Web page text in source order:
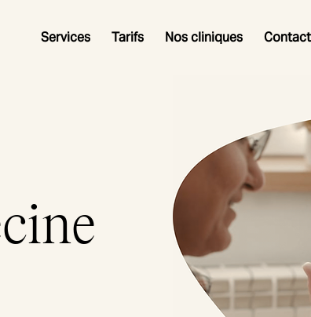
Services Tarifs Nos cliniques Contact